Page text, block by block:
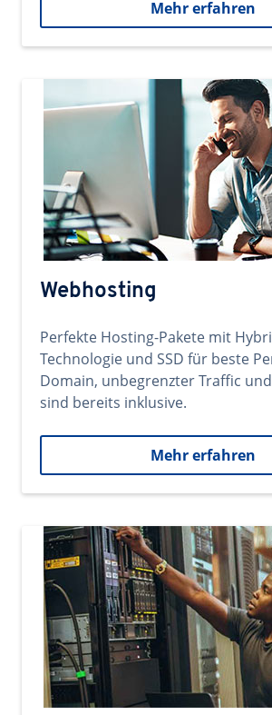
Mehr erfahren
Webhosting
Perfekte Hosting-Pakete mit
Technologie und SSD für beste
Domain, unbegrenzter Traffic
sind bereits inklusive.
Mehr erfahren